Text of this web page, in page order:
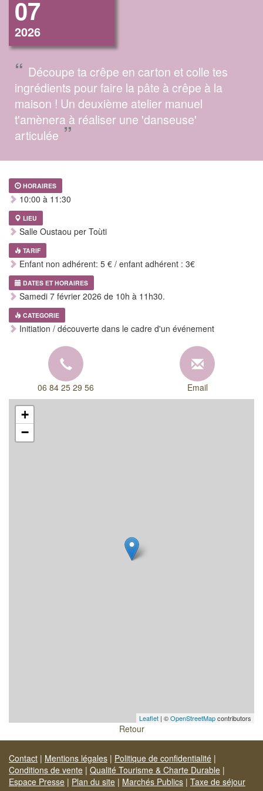
07
2026
“ Découpe ta crêpe en carton et colle tes
ingrédients pour faire la pâte à crêpe à la
maison ! Un deuxième atelier manuel
t'amènera à réaliser une 'danseuse'
articulée ”
HORAIRES
10:00 à 11:30
LIEU
Salle Oustaou per Toùti
TARIF
Enfant non adhérent: 5 € / enfant adhérent : 3€
DATES ET HORAIRES
Samedi 7 février 2026 de 10h à 11h30.
CATEGORIE
Initiation / découverte dans le cadre d'un événement
06 84 25 29 56 Email
+
−
Leaflet | ©OpenStreetMapcontributors
Retour
Contact | Mentions légales | Politique de confidentialité |
Conditions de vente | Qualité Tourisme & Charte Durable |
Espace Presse | Plan du site | Marchés Publics | Taxe de séjour